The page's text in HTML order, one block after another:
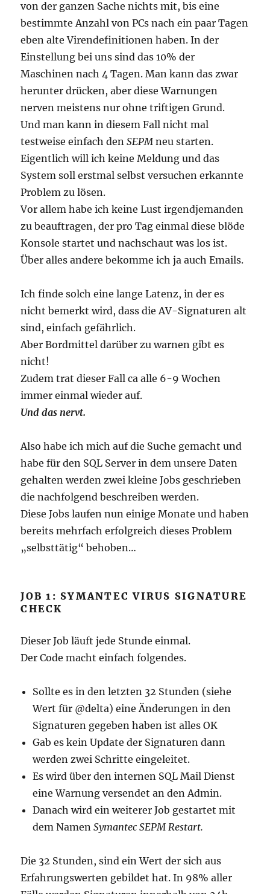
von der ganzen Sache nichts mit, bis eine
bestimmte Anzahl von PCs nach ein paar Tagen
eben alte Virendefinitionen haben. In der
Einstellung bei uns sind das 10% der
Maschinen nach 4 Tagen. Man kann das zwar
herunter drücken, aber diese Warnungen
nerven meistens nur ohne triftigen Grund.
Und man kann in diesem Fall nicht mal
testweise einfach denSEPM neu starten.
Eigentlich will ich keine Meldung und das
System soll erstmal selbst versuchen erkannte
Problem zu lösen.
Vor allem habe ich keine Lust irgendjemanden
zu beauftragen, der pro Tag einmal diese blöde
Konsole startet und nachschaut was los ist.
Über alles andere bekomme ich ja auch Emails.
Ich finde solch eine lange Latenz, in der es
nicht bemerkt wird, dass die AV-Signaturen alt
sind, einfach gefährlich.
Aber Bordmittel darüber zu warnen gibt es
nicht!
Zudem trat dieser Fall ca alle 6-9 Wochen
immer einmal wieder auf.
Und das nervt.
Also habe ich mich auf die Suche gemacht und
habe für den SQL Server in dem unsere Daten
gehalten werden zwei kleine Jobs geschrieben
die nachfolgend beschreiben werden.
Diese Jobs laufen nun einige Monate und haben
bereits mehrfach erfolgreich dieses Problem
„selbsttätig“ behoben…
JOB 1: SYMANTEC VIRUS SIGNATURE
CHECK
Dieser Job läuft jede Stunde einmal.
Der Code macht einfach folgendes.
Sollte es in den letzten 32 Stunden (siehe
Wert für @delta) eine Änderungen in den
Signaturen gegeben haben ist alles OK
Gab es kein Update der Signaturen dann
werden zwei Schritte eingeleitet.
Es wird über den internen SQL Mail Dienst
eine Warnung versendet an den Admin.
Danach wird ein weiterer Job gestartet mit
dem NamenSymantec SEPM Restart.
Die 32 Stunden, sind ein Wert der sich aus
Erfahrungswerten gebildet hat. In 98% aller